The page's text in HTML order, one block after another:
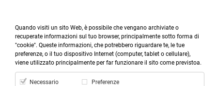

Prodotti

Account

Cerca
more_horiz
Menù
shopping_cart
Quando visiti un sito Web, è possibile che vengano archiviate o
recuperate informazioni sul tuo browser, principalmente sotto forma di
"cookie". Queste informazioni, che potrebbero riguardare te, le tue
preferenze, o il tuo dispositivo Internet (computer, tablet o cellulare),
viene utilizzato principalmente per far funzionare il sito come previstoa.
Necessario Preferenze